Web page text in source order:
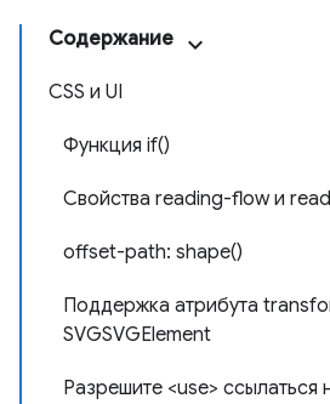
Содержание
CSS и UI
Функция if()
Свойства reading-flow и
offset-path: shape()
Поддержка атрибута
SVGSVGElement
Разрешите <use> ссылаться